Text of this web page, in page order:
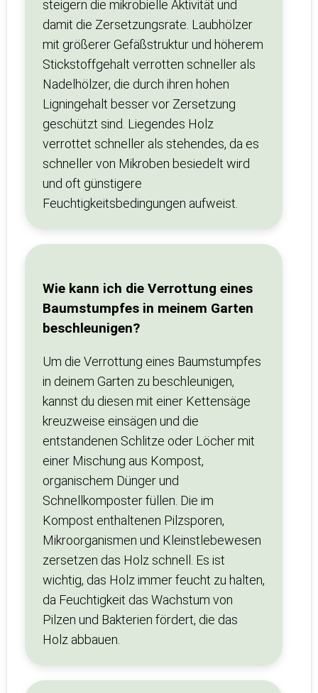
steigern die mikrobielle Aktivität und
damit die Zersetzungsrate. Laubhölzer
mit größerer Gefäßstruktur und höherem
Stickstoffgehalt verrotten schneller als
Nadelhölzer, die durch ihren hohen
Ligningehalt besser vor Zersetzung
geschützt sind. Liegendes Holz
verrottet schneller als stehendes, da es
schneller von Mikroben besiedelt wird
und oft günstigere
Feuchtigkeitsbedingungen aufweist.
Wie kann ich die Verrottung eines
Baumstumpfes in meinem Garten
beschleunigen?
Um die Verrottung eines Baumstumpfes
in deinem Garten zu beschleunigen,
kannst du diesen mit einer Kettensäge
kreuzweise einsägen und die
entstandenen Schlitze oder Löcher mit
einer Mischung aus Kompost,
organischem Dünger und
Schnellkomposter füllen. Die im
Kompost enthaltenen Pilzsporen,
Mikroorganismen und Kleinstlebewesen
zersetzen das Holz schnell. Es ist
wichtig, das Holz immer feucht zu halten,
da Feuchtigkeit das Wachstum von
Pilzen und Bakterien fördert, die das
Holz abbauen.